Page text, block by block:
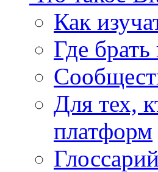
Как
Где
Для тех,
платформ
Глоссарий